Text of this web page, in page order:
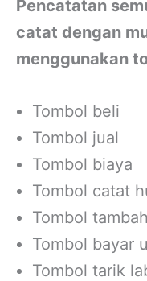
Pencatatan
catat dengan
menggunakan
Tombol beli
Tombol jual
Tombol biaya
Tombol catat
Tombol
Tombol bayar
Tombol tarik